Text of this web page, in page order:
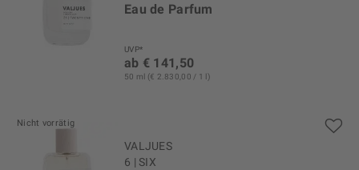
Eau de Parfum
UVP*
ab € 141,50
50 ml (€ 2.830,00 / 1 l)
Nicht vorrätig
VALJUES
6 | SIX